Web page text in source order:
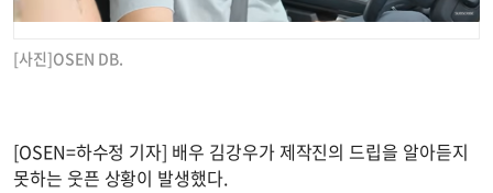
[사진]OSEN DB.
[OSEN=하수정 기자] 배우 김강우가 제작진의 드립을 알아듣지
못하는 웃픈 상황이 발생했다.